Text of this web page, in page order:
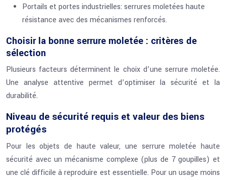
Portails et portes industrielles: serrures moletées haute
résistance avec des mécanismes renforcés.
Choisir la bonne serrure moletée : critères de
sélection
Plusieurs facteurs déterminent le choix d’une serrure moletée.
Une analyse attentive permet d’optimiser la sécurité et la
durabilité.
Niveau de sécurité requis et valeur des biens
protégés
Pour les objets de haute valeur, une serrure moletée haute
sécurité avec un mécanisme complexe (plus de 7 goupilles) et
une clé difficile à reproduire est essentielle. Pour un usage moins